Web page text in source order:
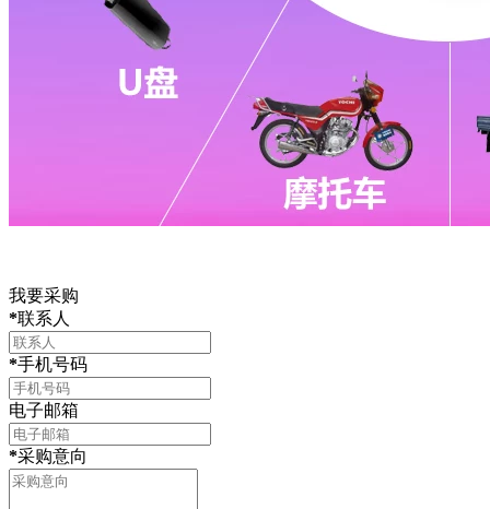
我要采购
*联系人
*手机号码
电子邮箱
*采购意向